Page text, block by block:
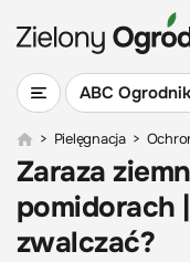
ABC
> Pielęgnacja >
Zaraza
pomidorach
zwalczać?